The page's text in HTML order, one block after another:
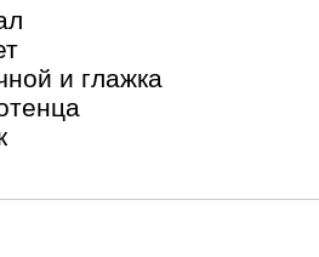
и глажка